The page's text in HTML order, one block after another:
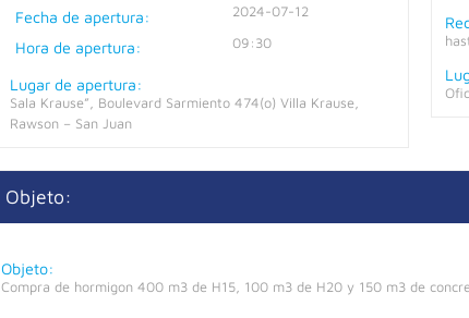
Fecha de apertura: 2024-07-12
Hora de apertura: 09:30
Lugar de apertura:
Sala Krause”, Boulevard Sarmiento 474(o) Villa Krause,
Rawson – San Juan
Objeto:
Objeto:
Compra de hormigon 400 m3 de H15, 100 m3 de H20 y 150 m3 de